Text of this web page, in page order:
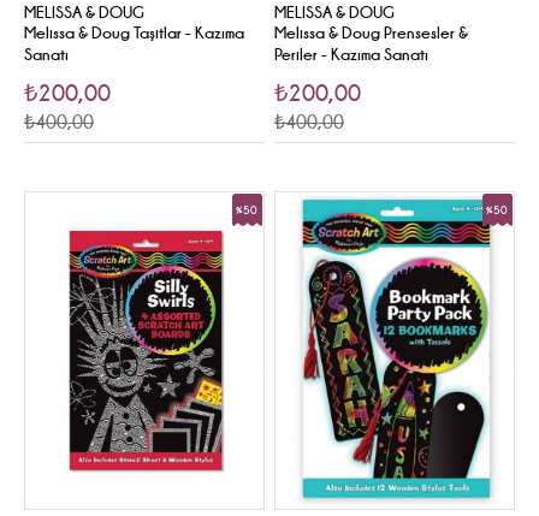
MELISSA & DOUG
Melissa & Doug Taşitlar - Kazıma
Sanatı
₺200,00
₺400,00
MELISSA & DOUG
Melissa & Doug Prensesler &
Periler - Kazıma Sanatı
₺200,00
₺400,00
%50 %50
Sale